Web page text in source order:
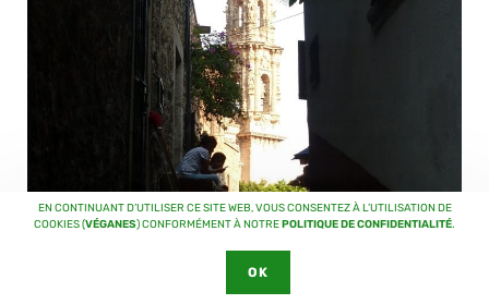
EN CONTINUANT D’UTILISER CE SITE WEB, VOUS CONSENTEZ À L’UTILISATION DE
COOKIES (VÉGANES) CONFORMÉMENT À NOTREPOLITIQUE DE CONFIDENTIALITÉ.
OK